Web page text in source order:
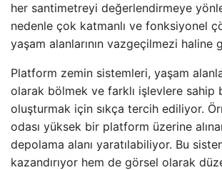
her santimetreyi değerlendirmeye
nedenle çok katmanlı ve fonksiyonel
yaşam alanlarının vazgeçilmezi haline
Platform zemin sistemleri, yaşam
olarak bölmek ve farklı işlevlere sahip
oluşturmak için sıkça tercih ediliyor.
odası yüksek bir platform üzerine
depolama alanı yaratılabiliyor. Bu
kazandırıyor hem de görsel olarak